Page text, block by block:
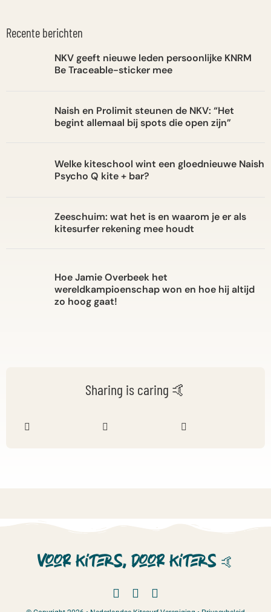
Recente berichten
NKV geeft nieuwe leden persoonlijke KNRM
Be Traceable-sticker mee
Naish en Prolimit steunen de NKV: “Het
begint allemaal bij spots die open zijn”
Welke kiteschool wint een gloednieuwe Naish
Psycho Q kite + bar?
Zeeschuim: wat het is en waarom je er als
kitesurfer rekening mee houdt
Hoe Jamie Overbeek het
wereldkampioenschap won en hoe hij altijd
zo hoog gaat!
Sharing is caring 🤙
Voor kiters, door kiters🤙